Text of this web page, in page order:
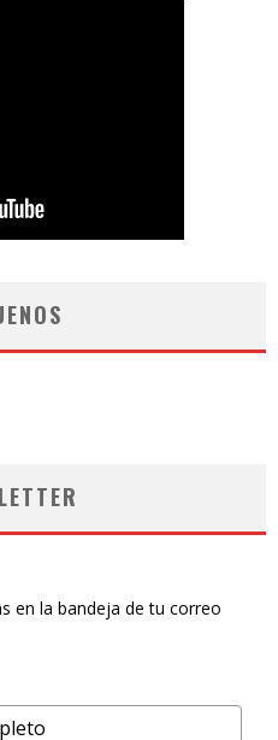
en la bandeja de tu correo